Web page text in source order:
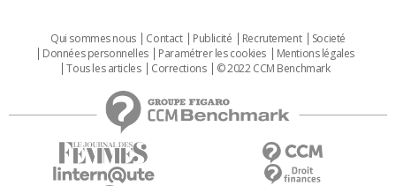
Qui sommes nous Contact Publicité Recrutement
Societé
Données personnelles
Paramétrer les cookies
Mentions légales
Tous les articles
Corrections © 2022 CCM Benchmark